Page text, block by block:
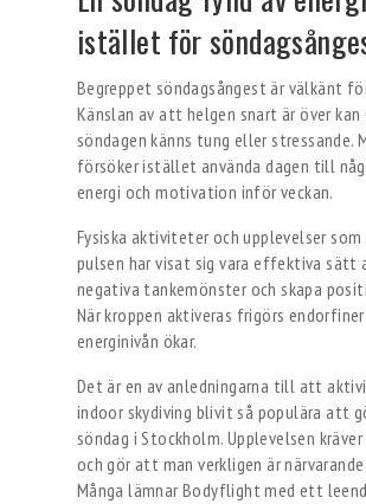
istället för
Begreppet söndagsångest är välkänt
Känslan av att helgen snart är över
söndagen känns tung eller stressande.
försöker istället använda dagen till
energi och motivation inför veckan.
Fysiska aktiviteter och upplevelser
pulsen har visat sig vara effektiva sätt
negativa tankemönster och skapa
När kroppen aktiveras frigörs
energinivån ökar.
Det är en av anledningarna till att
indoor skydiving blivit så populära att
söndag i Stockholm. Upplevelsen
och gör att man verkligen är
Många lämnar Bodyflight med ett